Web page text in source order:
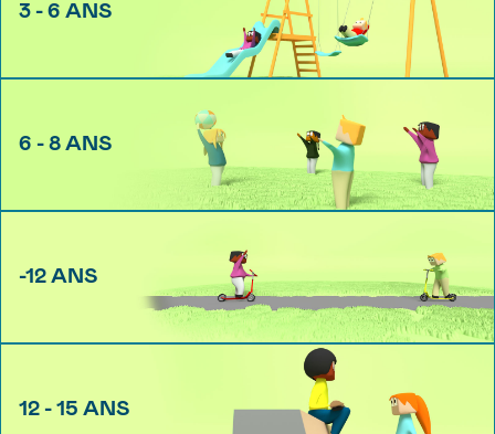
3 - 6 ANS
6 - 8 ANS
-12 ANS
12 - 15 ANS